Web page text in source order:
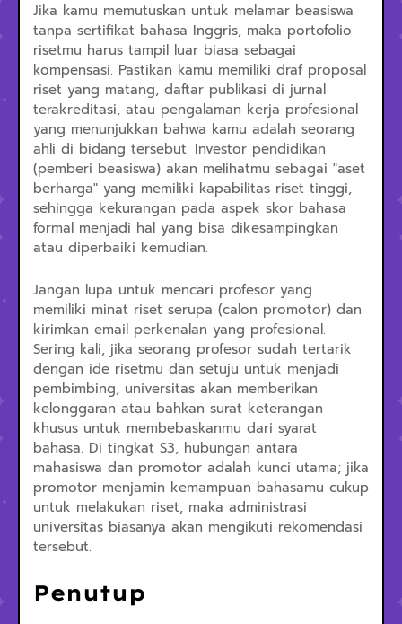
Jika kamu memutuskan untuk melamar beasiswa
tanpa sertifikat bahasa Inggris, maka portofolio
risetmu harus tampil luar biasa sebagai
kompensasi. Pastikan kamu memiliki draf proposal
riset yang matang, daftar publikasi di jurnal
terakreditasi, atau pengalaman kerja profesional
yang menunjukkan bahwa kamu adalah seorang
ahli di bidang tersebut. Investor pendidikan
(pemberi beasiswa) akan melihatmu sebagai "aset
berharga" yang memiliki kapabilitas riset tinggi,
sehingga kekurangan pada aspek skor bahasa
formal menjadi hal yang bisa dikesampingkan
atau diperbaiki kemudian.
Jangan lupa untuk mencari profesor yang
memiliki minat riset serupa (calon promotor) dan
kirimkan email perkenalan yang profesional.
Sering kali, jika seorang profesor sudah tertarik
dengan ide risetmu dan setuju untuk menjadi
pembimbing, universitas akan memberikan
kelonggaran atau bahkan surat keterangan
khusus untuk membebaskanmu dari syarat
bahasa. Di tingkat S3, hubungan antara
mahasiswa dan promotor adalah kunci utama; jika
promotor menjamin kemampuan bahasamu cukup
untuk melakukan riset, maka administrasi
universitas biasanya akan mengikuti rekomendasi
tersebut.
Penutup